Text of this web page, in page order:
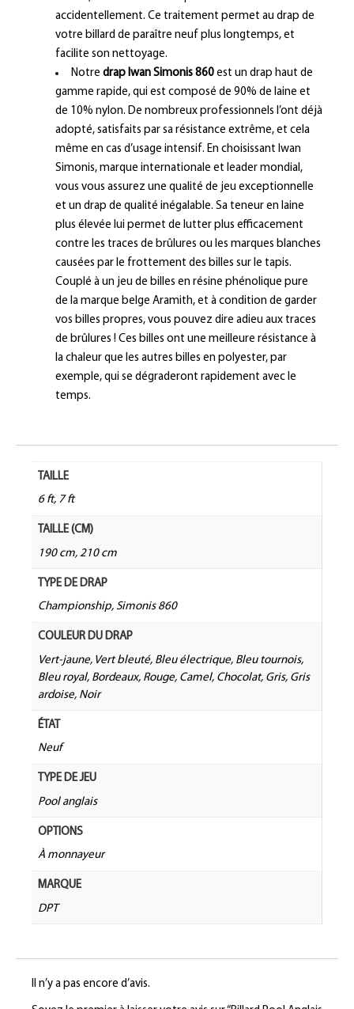
accidentellement. Ce traitement permet au drap de
votre billard de paraître neuf plus longtemps, et
facilite son nettoyage.
Notre drap Iwan Simonis 860 est un drap haut de
gamme rapide, qui est composé de 90% de laine et
de 10% nylon. De nombreux professionnels l’ont déjà
adopté, satisfaits par sa résistance extrême, et cela
même en cas d’usage intensif. En choisissant Iwan
Simonis, marque internationale et leader mondial,
vous vous assurez une qualité de jeu exceptionnelle
et un drap de qualité inégalable. Sa teneur en laine
plus élevée lui permet de lutter plus efficacement
contre les traces de brûlures ou les marques blanches
causées par le frottement des billes sur le tapis.
Couplé à un jeu de billes en résine phénolique pure
de la marque belge Aramith, et à condition de garder
vos billes propres, vous pouvez dire adieu aux traces
de brûlures ! Ces billes ont une meilleure résistance à
la chaleur que les autres billes en polyester, par
exemple, qui se dégraderont rapidement avec le
temps.
TAILLE
6 ft, 7 ft
TAILLE (CM)
190 cm, 210 cm
TYPE DE DRAP
Championship, Simonis 860
COULEUR DU DRAP
Vert-jaune, Vert bleuté, Bleu électrique, Bleu tournois,
Bleu royal, Bordeaux, Rouge, Camel, Chocolat, Gris, Gris
ardoise, Noir
ÉTAT
Neuf
TYPE DE JEU
Pool anglais
OPTIONS
À monnayeur
MARQUE
DPT
Il n’y a pas encore d’avis.